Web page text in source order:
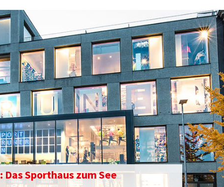
Das Sporthaus zum See